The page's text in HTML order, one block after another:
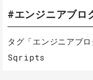
#エンジニアブロ
タグ「エンジニアブ
Sqripts